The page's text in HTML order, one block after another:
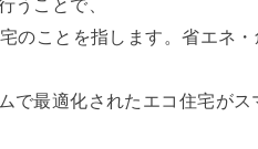
のことを指します。省エネ
で最適化されたエコ住宅が